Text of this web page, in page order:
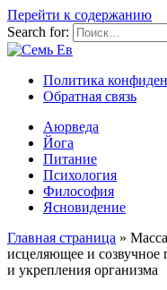
Перейти к содержанию
Search for:
Политика
Обратная связь
Аюрведа
Йога
Питание
Психология
Философия
Ясновидение
Главная страница »
исцеляющее и созвучное
и укрепления организма